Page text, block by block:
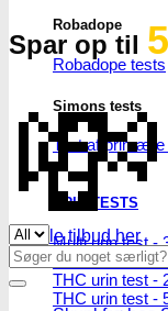
Robadope
Robadope tests
Simons tests
Test af primære
URIN TESTS
Multi urin test -
Multi urin test -
THC urin test -
THC urin test -
Spar op til
💸
Se alle tilbud her
Søg
efter: